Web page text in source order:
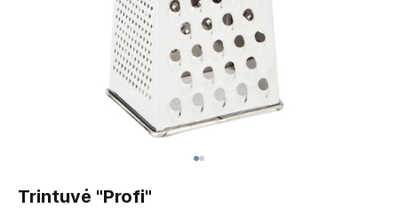
to
Trintuvė "Profi"